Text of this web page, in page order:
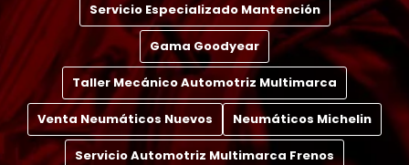
Servicio Especializado Mantención
Gama Goodyear
Taller Mecánico Automotriz Multimarca
Venta Neumáticos Nuevos Neumáticos Michelin
Servicio Automotriz Multimarca Frenos